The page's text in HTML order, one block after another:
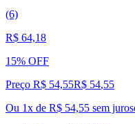
(6)
R$ 64,18
15% OFF
Preço R$ 54,55R$ 54,55
Ou 1x de R$ 54,55 sem juros